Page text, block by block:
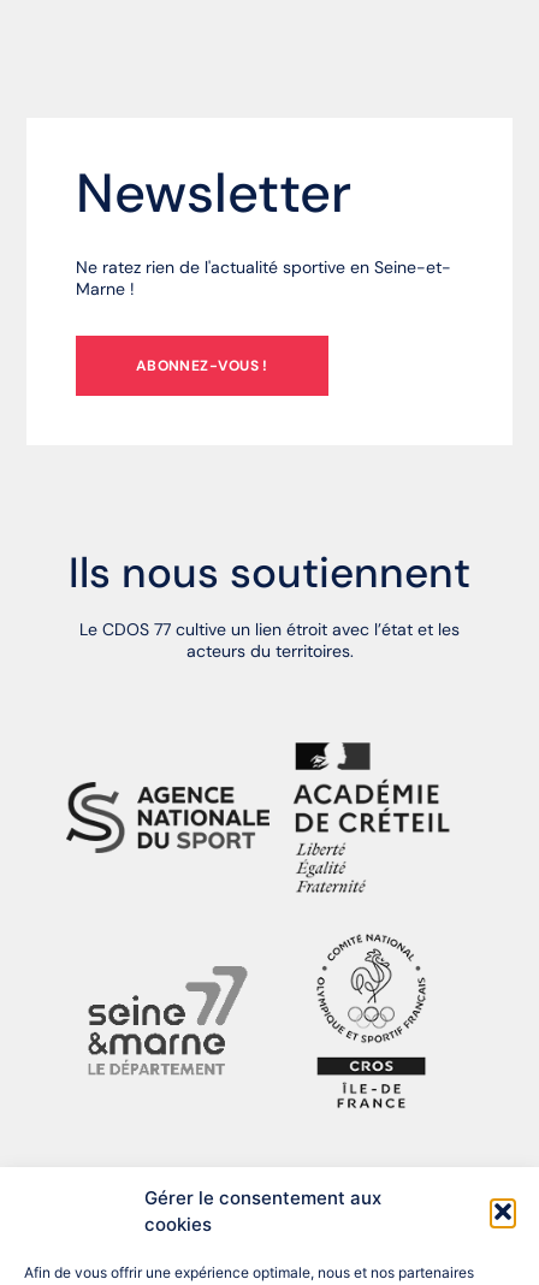
Gérer le consentement aux
cookies
Afin de vous offrir une expérience optimale, nous et nos partenaires
Newsletter
Ne ratez rien de l'actualité sportive en Seine-et-
Marne !
ABONNEZ-VOUS !
Ils nous soutiennent
Le CDOS 77 cultive un lien étroit avec l’état et les
acteurs du territoires.